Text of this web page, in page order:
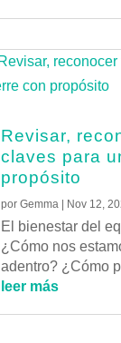
Revisar,
claves para
propósito
por Gemma | Nov 12,
El bienestar del
¿Cómo nos
adentro? ¿Cómo
leer más